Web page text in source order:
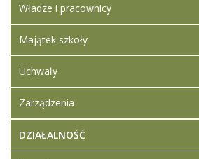
Władze i pracownicy
Majątek szkoły
Uchwały
Zarządzenia
DZIAŁALNOŚĆ